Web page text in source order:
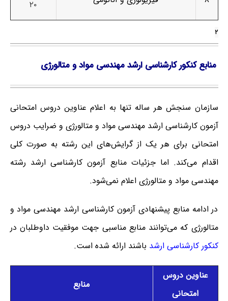
۲۰
۲
منابع کنکور کارشناسی ارشد مهندسی مواد و متالورژی
سازمان سنجش هر ساله تنها به اعلام عناوین دروس امتحانی
آزمون کارشناسی ارشد مهندسی مواد و متالورژی و ضرایب دروس
امتحانی برای هر یک از گرایش‌های این رشته به صورت کلی
اقدام می‌کند. اما جزئیات منابع آزمون کارشناسی ارشد رشته
مهندسی مواد و متالورژی اعلام نمی‌شود.
در ادامه منابع پیشنهادی آزمون کارشناسی ارشد مهندسی مواد و
متالورژی که می‌توانند منابع مناسبی جهت موفقیت داوطلبان در
کنکور کارشناسی ارشد باشند ارائه شده است.
عناوین دروس
امتحانی
منابع